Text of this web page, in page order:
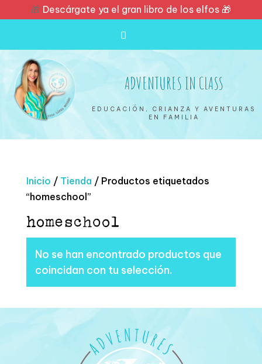
🎁 Descárgate ya el gran libro de los elfos 🎁
ADVENTURES IN CLASS
EDUCACIÓN, CRIANZA Y AVENTURAS
EN FAMILIA
Inicio / Tienda / Productos etiquetados
“homeschool”
homeschool
No se han encontrado productos que
coincidan con tu selección.